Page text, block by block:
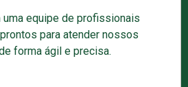
uma equipe de profissionais
para atender nossos
forma ágil e precisa.